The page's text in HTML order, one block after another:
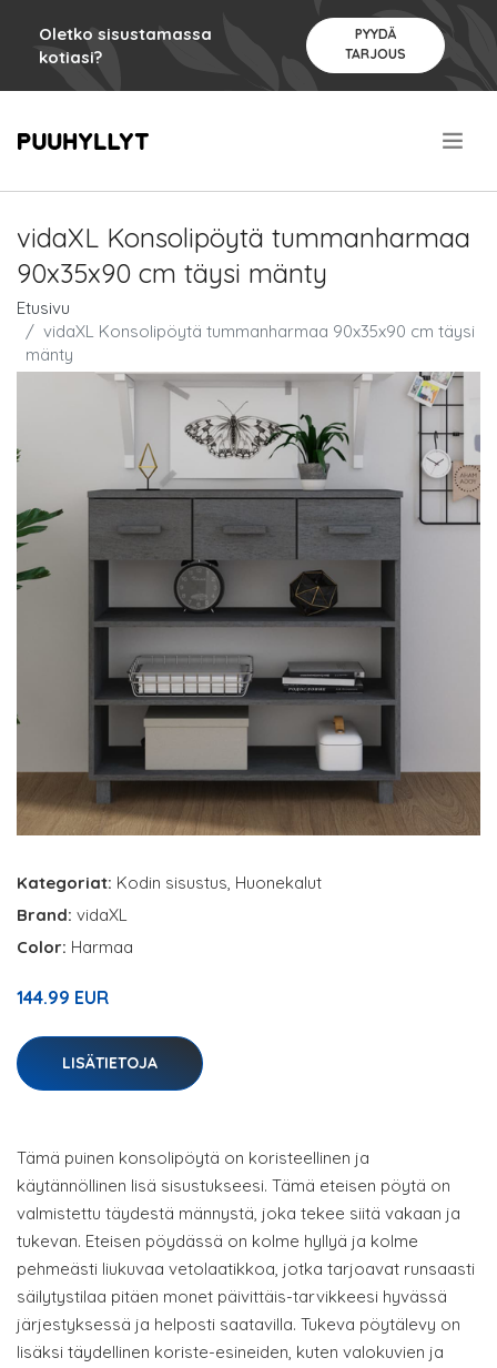
Oletko sisustamassa
kotiasi?
PYYDÄ
TARJOUS
vidaXL Konsolipöytä tummanharmaa
90x35x90 cm täysi mänty
Etusivu
vidaXL Konsolipöytä tummanharmaa 90x35x90 cm täysi
mänty
Kategoriat: Kodin sisustus, Huonekalut
Brand: vidaXL
Color: Harmaa
144.99 EUR
LISÄTIETOJA
Tämä puinen konsolipöytä on koristeellinen ja
käytännöllinen lisä sisustukseesi. Tämä eteisen pöytä on
valmistettu täydestä männystä, joka tekee siitä vakaan ja
tukevan. Eteisen pöydässä on kolme hyllyä ja kolme
pehmeästi liukuvaa vetolaatikkoa, jotka tarjoavat runsaasti
säilytystilaa pitäen monet päivittäis-tarvikkeesi hyvässä
järjestyksessä ja helposti saatavilla. Tukeva pöytälevy on
lisäksi täydellinen koriste-esineiden, kuten valokuvien ja